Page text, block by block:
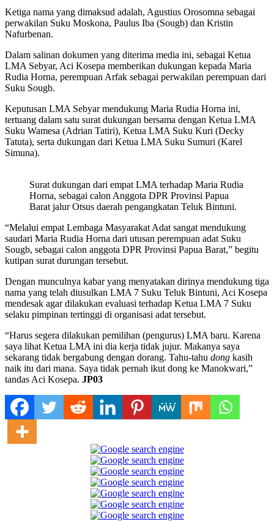
Ketiga nama yang dimaksud adalah, Agustius Orosomna sebagai
perwakilan Suku Moskona, Paulus Iba (Sougb) dan Kristin
Nafurbenan.
Dalam salinan dokumen yang diterima media ini, sebagai Ketua
LMA Sebyar, Aci Kosepa memberikan dukungan kepada Maria
Rudia Horna, perempuan Arfak sebagai perwakilan perempuan dari
Suku Sougb.
Keputusan LMA Sebyar mendukung Maria Rudia Horna ini,
tertuang dalam satu surat dukungan bersama dengan Ketua LMA
Suku Wamesa (Adrian Tatiri), Ketua LMA Suku Kuri (Decky
Tatuta), serta dukungan dari Ketua LMA Suku Sumuri (Karel
Simuna).
Surat dukungan dari empat LMA terhadap Maria Rudia
Horna, sebagai calon Anggota DPR Provinsi Papua
Barat jalur Otsus daerah pengangkatan Teluk Bintuni.
“Melalui empat Lembaga Masyarakat Adat sangat mendukung
saudari Maria Rudia Horna dari utusan perempuan adat Suku
Sougb, sebagai calon anggota DPR Provinsi Papua Barat,” begitu
kutipan surat durungan tersebut.
Dengan munculnya kabar yang menyatakan dirinya mendukung tiga
nama yang telah diusulkan LMA 7 Suku Teluk Bintuni, Aci Kosepa
mendesak agar dilakukan evaluasi terhadap Ketua LMA 7 Suku
selaku pimpinan tertinggi di organisasi adat tersebut.
“Harus segera dilakukan pemilihan (pengurus) LMA baru. Karena
saya lihat Ketua LMA ini dia kerja tidak jujur. Makanya saya
sekarang tidak bergabung dengan dorang. Tahu-tahu dong kasih
naik itu dari mana. Saya tidak pernah ikut dong ke Manokwari,”
tandas Aci Kosepa. JP03